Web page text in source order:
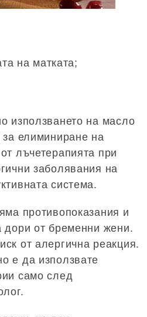
на матката;
използването на масло
за елиминиране на
лъчетерапията при
заболявания на
система.
противопоказания и
дори от бременни жени.
от алергична реакция.
е да използвате
само след